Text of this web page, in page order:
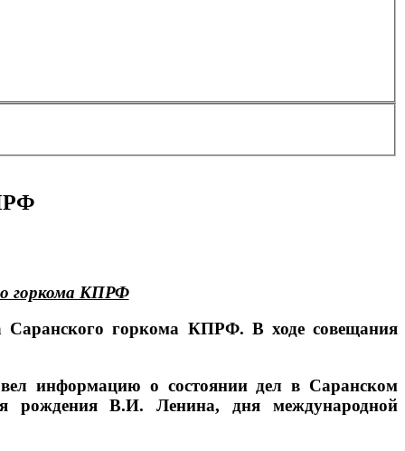
горкома КПРФ
Саранского горкома КПРФ. В ходе совещания
информацию о состоянии дел в Саранском
рождения В.И. Ленина, дня международной